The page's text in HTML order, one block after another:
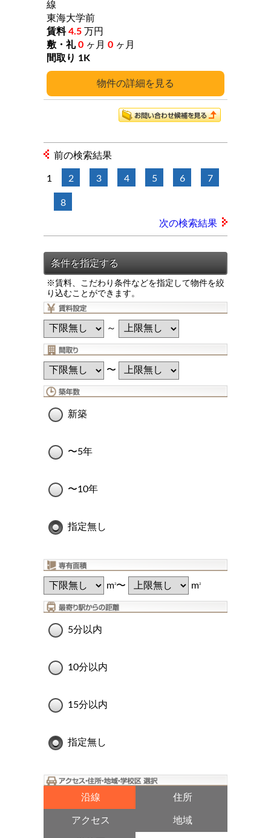
詳細
線
東海大学前
4.5 万円
0 ヶ月 0 ヶ月
1K
前の検索結果
1 2 3 4 5 6 7
8
次の検索結果
※賃料、こだわり条件などを指定して物件を絞
り込むことができます。
～
〜
新築
〜5年
〜10年
指定無し
m2〜 m2
5分以内
10分以内
15分以内
指定無し
沿線 住所
アクセス 地域